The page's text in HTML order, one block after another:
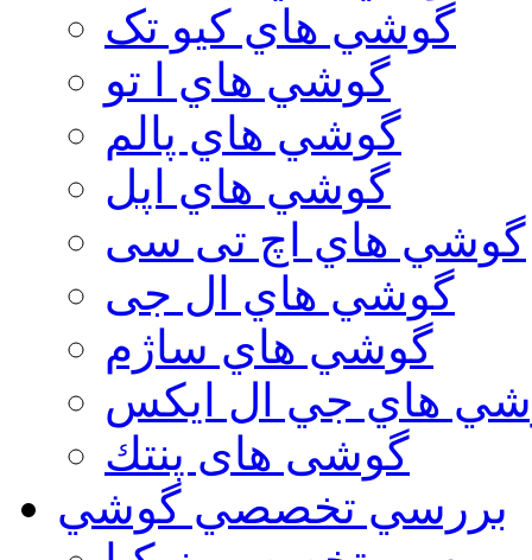
گوشي هاي کیو تک
گوشي هاي ا تو
گوشي هاي پالم
گوشي هاي اپل
گوشي هاي اچ تی سی
گوشي هاي ال جی
گوشي هاي ساژم
هاي جي ال ايكس
گوشی های پنتك
بررسي تخصصي گوشي